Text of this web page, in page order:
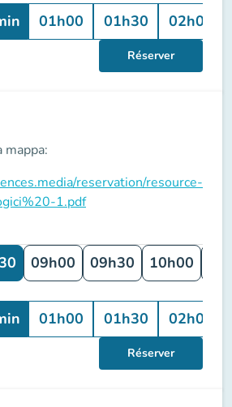
01h00 01h30 02h00
Réserver
mappa:
reservation/resource-
1.pdf
09h00 09h30 10h00
01h00 01h30 02h00
Réserver